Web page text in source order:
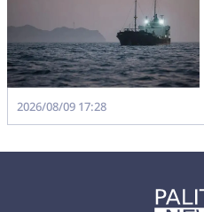
2026/08/09 17:28